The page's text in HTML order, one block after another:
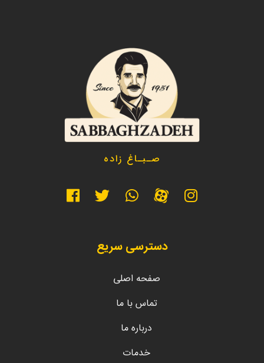
صـبـاغ زاده
دسترسی سریع
صفحه اصلی
تماس با ما
درباره ما
خدمات